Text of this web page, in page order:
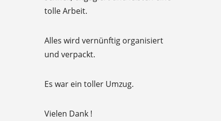
5
o
t
o
5
tolle Arbeit.
Alles wird vernünftig organisiert
und verpackt.
Es war ein toller Umzug.
Vielen Dank !